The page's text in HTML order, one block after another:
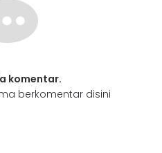
komentar.
berkomentar disini